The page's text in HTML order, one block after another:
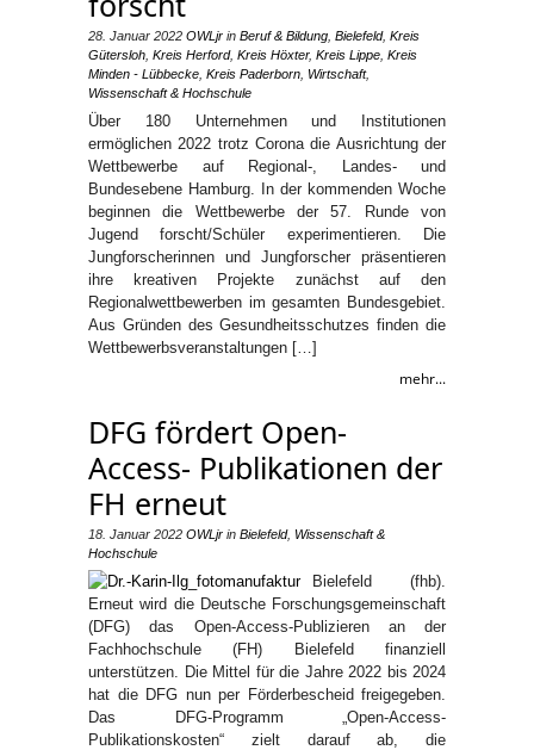
28. Januar 2022 OWLjr in Beruf & Bildung Bielefeld, Kreis
Gütersloh Kreis Herford, Kreis Höxter, Kreis Lippe Kreis
Minden - Lübbecke Kreis Paderborn Wirtschaft,
Wissenschaft & Hochschule
Über 180 Unternehmen und Institutionen
ermöglichen 2022 trotz Corona die Ausrichtung der
Wettbewerbe auf Regional-, Landes- und
Bundesebene Hamburg. In der kommenden Woche
beginnen die Wettbewerbe der 57. Runde von
Jugend forscht/Schüler experimentieren. Die
Jungforscherinnen und Jungforscher präsentieren
ihre kreativen Projekte zunächst auf den
Regionalwettbewerben im gesamten Bundesgebiet.
Aus Gründen des Gesundheitsschutzes finden die
Wettbewerbsveranstaltungen […]
mehr...
DFG fördert Open-
Access- Publikationen der
FH erneut
18. Januar 2022 OWLjr in Bielefeld, Wissenschaft &
Hochschule
Bielefeld (fhb).
Erneut wird die Deutsche Forschungsgemeinschaft
(DFG) das Open-Access-Publizieren an der
Fachhochschule (FH) Bielefeld finanziell
unterstützen. Die Mittel für die Jahre 2022 bis 2024
hat die DFG nun per Förderbescheid freigegeben.
Das DFG-Programm „Open-Access-
Publikationskosten“ zielt darauf ab, die